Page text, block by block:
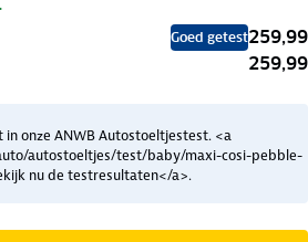
Goed getest259,99
259,99
onze ANWB Autostoeltjestest. <a
autostoeltjes/test/baby/maxi-cosi-pebble-
nu de testresultaten</a>.